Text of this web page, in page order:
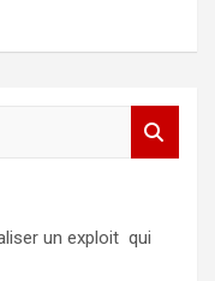
un exploit qui